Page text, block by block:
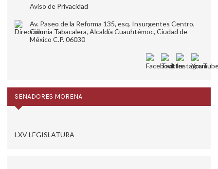
Aviso de Privacidad
Av. Paseo de la Reforma 135, esq. Insurgentes Centro,
Colonia Tabacalera, Alcaldía Cuauhtémoc, Ciudad de
México C.P. 06030
SENADORES MORENA
LXV LEGISLATURA